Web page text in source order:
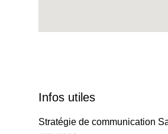
Infos utiles
Stratégie de communication